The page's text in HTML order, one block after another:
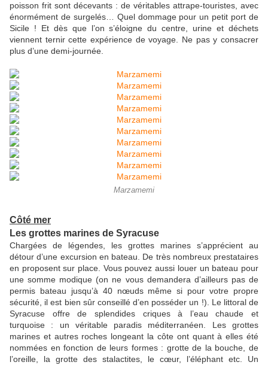
poisson frit sont décevants : de véritables attrape-touristes, avec
énormément de surgelés… Quel dommage pour un petit port de
Sicile ! Et dès que l’on s’éloigne du centre, urine et déchets
viennent ternir cette expérience de voyage. Ne pas y consacrer
plus d’une demi-journée.
Marzamemi
Côté mer
Les grottes marines de Syracuse
Chargées de légendes, les grottes marines s’apprécient au
détour d’une excursion en bateau. De très nombreux prestataires
en proposent sur place. Vous pouvez aussi louer un bateau pour
une somme modique (on ne vous demandera d’ailleurs pas de
permis bateau jusqu’à 40 nœuds même si pour votre propre
sécurité, il est bien sûr conseillé d’en posséder un !). Le littoral de
Syracuse offre de splendides criques à l’eau chaude et
turquoise : un véritable paradis méditerranéen. Les grottes
marines et autres roches longeant la côte ont quant à elles été
nommées en fonction de leurs formes : grotte de la bouche, de
l’oreille, la grotte des stalactites, le cœur, l’éléphant etc. Un